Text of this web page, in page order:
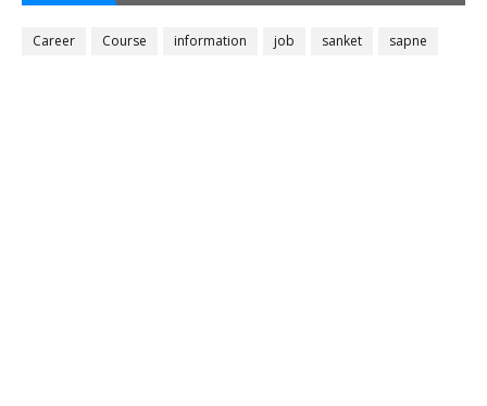
Career Course information job sanket sapne